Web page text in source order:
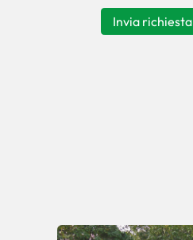
Invia richiesta